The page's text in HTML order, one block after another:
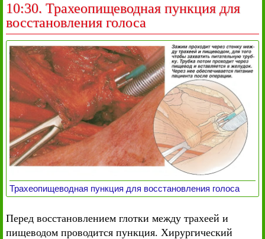
10:30. Трахеопищеводная пункция для
восстановления голоса
Трахеопищеводная пункция для восстановления голоса
Перед восстановлением глотки между трахеей и
пищеводом проводится пункция. Хирургический